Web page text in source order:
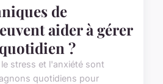
de
aider à gérer
?
stress et l'anxiété sont
quotidiens pour